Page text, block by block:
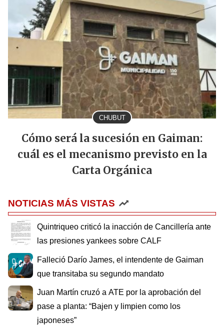
CHUBUT
Cómo será la sucesión en Gaiman:
cuál es el mecanismo previsto en la
Carta Orgánica
NOTICIAS MÁS VISTAS
Quintriqueo criticó la inacción de Cancillería ante
las presiones yankees sobre CALF
Falleció Darío James, el intendente de Gaiman
que transitaba su segundo mandato
Juan Martín cruzó a ATE por la aprobación del
pase a planta: “Bajen y limpien como los
japoneses”